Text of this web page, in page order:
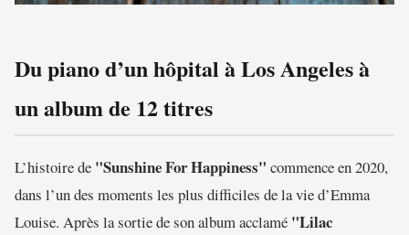
Du piano d’un hôpital à Los Angeles à
un album de 12 titres
L’histoire de "Sunshine For Happiness" commence en 2020,
dans l’un des moments les plus difficiles de la vie d’Emma
Louise. Après la sortie de son album acclamé "Lilac